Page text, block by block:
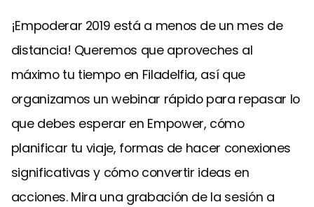
¡Empoderar 2019 está a menos de un mes de
distancia! Queremos que aproveches al
máximo tu tiempo en Filadelfia, así que
organizamos un webinar rápido para repasar lo
que debes esperar en Empower, cómo
planificar tu viaje, formas de hacer conexiones
significativas y cómo convertir ideas en
acciones. Mira una grabación de la sesión a